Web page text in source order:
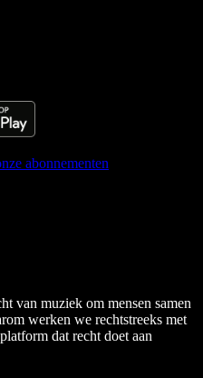
abonnementen
van muziek om mensen samen
werken we rechtstreeks met
dat recht doet aan